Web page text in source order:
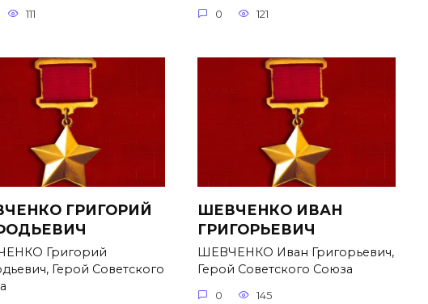
111 0 121
ГРИГОРИЙ
Григорий
Герой Советского
ШЕВЧЕНКО ИВАН
ГРИГОРЬЕВИЧ
ШЕВЧЕНКО Иван Григорьевич,
Герой Советского Союза
0 145